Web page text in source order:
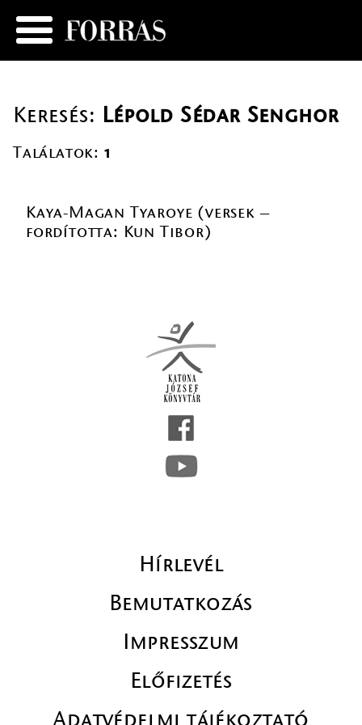
Keresés: Lépold Sédar Senghor
Találatok: 1
Kaya-Magan Tyaroye (versek –
fordította: Kun Tibor)
Hírlevél
Bemutatkozás
Impresszum
Előfizetés
Adatvédelmi tájékoztató